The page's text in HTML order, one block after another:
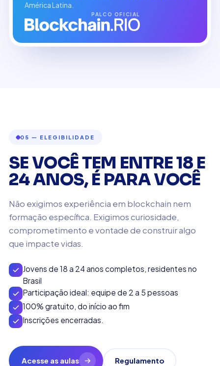
América Latina.
PALCO OFICIAL
05 — ELEGIBILIDADE
SE VOCÊ TEM ENTRE 18 E
24 ANOS, É PARA VOCÊ
Não exigimos experiência em blockchain nem
formação específica. Exigimos curiosidade,
comprometimento e vontade de construir algo
que impacte vidas.
Jovens de 18 a 24 anos completos, residentes no
Brasil
Participação ideal: equipe de 2 a 5 pessoas
100% gratuito, do início ao fim
Inscrições encerradas.
Acesse as aulas Regulamento